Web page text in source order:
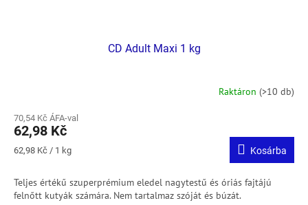
CD Adult Maxi 1 kg
Raktáron (>10 db)
70,54 Kč ÁFA-val
62,98 Kč
Egységár:
62,98 Kč / 1 kg Kosárba
Teljes értékű szuperprémium eledel nagytestű és óriás fajtájú
felnőtt kutyák számára. Nem tartalmaz szóját és búzát.